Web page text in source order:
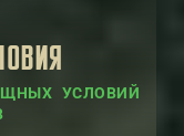
УСЛОВИЙ